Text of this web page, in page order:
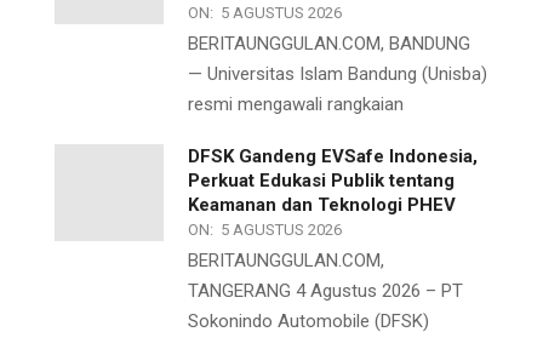
ON: 5 AGUSTUS 2026
BERITAUNGGULAN.COM, BANDUNG
— Universitas Islam Bandung (Unisba)
resmi mengawali rangkaian
DFSK Gandeng EVSafe Indonesia,
Perkuat Edukasi Publik tentang
Keamanan dan Teknologi PHEV
ON: 5 AGUSTUS 2026
BERITAUNGGULAN.COM,
TANGERANG 4 Agustus 2026 – PT
Sokonindo Automobile (DFSK)